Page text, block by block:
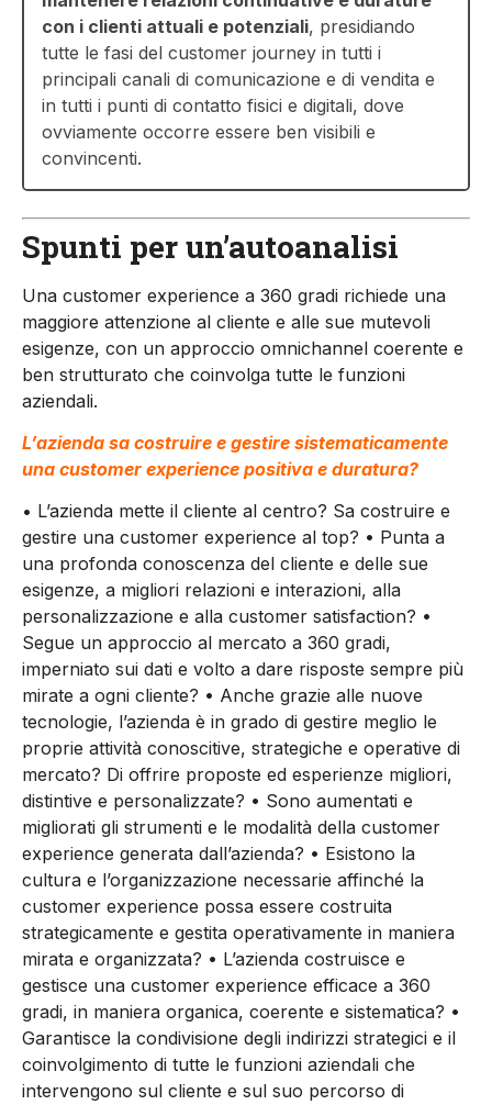
con i clienti attuali e potenziali, presidiando
tutte le fasi del customer journey in tutti i
principali canali di comunicazione e di vendita e
in tutti i punti di contatto fisici e digitali, dove
ovviamente occorre essere ben visibili e
convincenti.
Spunti per un’autoanalisi
Una customer experience a 360 gradi richiede una
maggiore attenzione al cliente e alle sue mutevoli
esigenze, con un approccio omnichannel coerente e
ben strutturato che coinvolga tutte le funzioni
aziendali.
L’azienda sa costruire e gestire sistematicamente
una customer experience positiva e duratura?
• L’azienda mette il cliente al centro? Sa costruire e
gestire una customer experience al top? • Punta a
una profonda conoscenza del cliente e delle sue
esigenze, a migliori relazioni e interazioni, alla
personalizzazione e alla customer satisfaction? •
Segue un approccio al mercato a 360 gradi,
imperniato sui dati e volto a dare risposte sempre più
mirate a ogni cliente? • Anche grazie alle nuove
tecnologie, l’azienda è in grado di gestire meglio le
proprie attività conoscitive, strategiche e operative di
mercato? Di offrire proposte ed esperienze migliori,
distintive e personalizzate? • Sono aumentati e
migliorati gli strumenti e le modalità della customer
experience generata dall’azienda? • Esistono la
cultura e l’organizzazione necessarie affinché la
customer experience possa essere costruita
strategicamente e gestita operativamente in maniera
mirata e organizzata? • L’azienda costruisce e
gestisce una customer experience efficace a 360
gradi, in maniera organica, coerente e sistematica? •
Garantisce la condivisione degli indirizzi strategici e il
coinvolgimento di tutte le funzioni aziendali che
intervengono sul cliente e sul suo percorso di